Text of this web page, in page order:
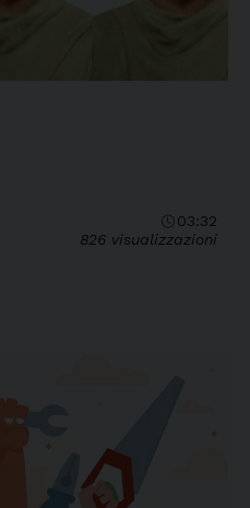
03:32
826 visualizzazioni